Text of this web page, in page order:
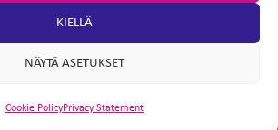
KIELLÄ
NÄYTÄ ASETUKSET
Cookie PolicyPrivacy Statement